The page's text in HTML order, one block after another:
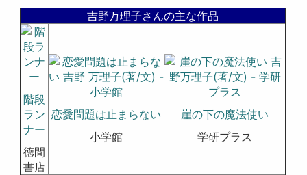
吉野万理子さんの主な作品
階段
ラン
ナー
徳間
書店
恋愛問題は止まらない
小学館
崖の下の魔法使い
学研プラス